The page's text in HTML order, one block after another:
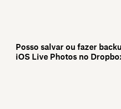
Posso salvar ou fazer
iOS Live Photos no